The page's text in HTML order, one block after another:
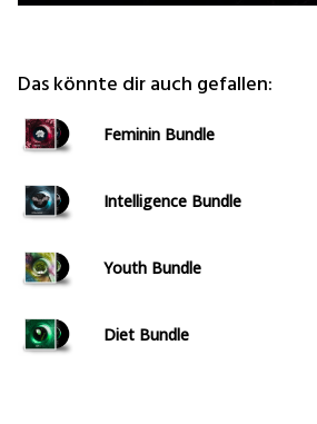
Das könnte dir auch gefallen:
Feminin Bundle
Intelligence Bundle
Youth Bundle
Diet Bundle